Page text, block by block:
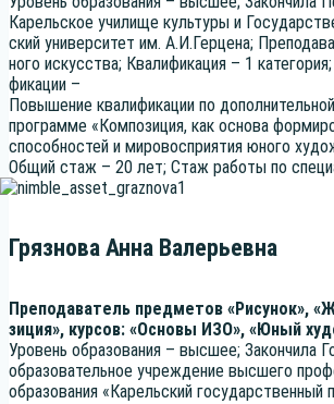
Карель­ское учи­ли­ще куль­ту­ры и
ский уни­вер­си­тет им. А.И.Герцена;
но­го искус­ства; Ква­ли­фи­ка­ция – 1
фи­ка­ции –
Повы­ше­ние ква­ли­фи­ка­ции по
про­грам­ме «Ком­по­зи­ция, как осно­ва
спо­соб­но­стей и миро­вос­при­я­тия юно­го
Общий стаж – 20 лет; Стаж рабо­ты по
Грязнова Анна Валерьевна
Пре­по­да­ва­тель пред­ме­тов «Рису­нок»,
зи­ция», кур­сов: «Осно­вы ИЗО», «Юный
Уро­вень обра­зо­ва­ния – выс­шее; Закон­чи­ла
обра­зо­ва­тель­ное учре­жде­ние выс­ше­го
обра­зо­ва­ния «Карель­ский госу­дар­ствен­ный